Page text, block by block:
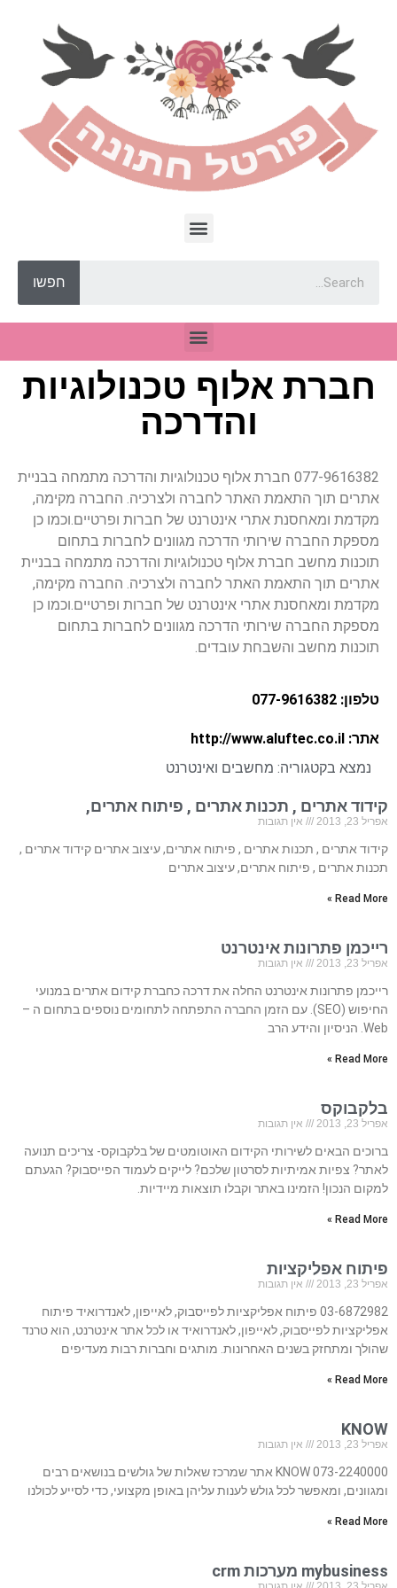
חפשו
חברת אלוף טכנולוגיות
והדרכה
077-9616382 חברת אלוף טכנולוגיות והדרכה מתמחה בבניית
אתרים תוך התאמת האתר לחברה ולצרכיה. החברה מקימה,
מקדמת ומאחסנת אתרי אינטרנט של חברות ופרטיים.וכמו כן
מספקת החברה שירותי הדרכה מגוונים לחברות בתחום
תוכנות מחשב חברת אלוף טכנולוגיות והדרכה מתמחה בבניית
אתרים תוך התאמת האתר לחברה ולצרכיה. החברה מקימה,
מקדמת ומאחסנת אתרי אינטרנט של חברות ופרטיים.וכמו כן
מספקת החברה שירותי הדרכה מגוונים לחברות בתחום
תוכנות מחשב והשבחת עובדים.
טלפון: 077-9616382
אתר: http://www.aluftec.co.il
נמצא בקטגוריה: מחשבים ואינטרנט
קידוד אתרים , תכנות אתרים , פיתוח אתרים,
אפריל 23, 2013 אין תגובות
קידוד אתרים , תכנות אתרים , פיתוח אתרים, עיצוב אתרים קידוד אתרים ,
תכנות אתרים , פיתוח אתרים, עיצוב אתרים
Read More »
רייכמן פתרונות אינטרנט
אפריל 23, 2013 אין תגובות
רייכמן פתרונות אינטרנט החלה את דרכה כחברת קידום אתרים במנועי
החיפוש (SEO). עם הזמן החברה התפתחה לתחומים נוספים בתחום ה –
Web. הניסיון והידע הרב
Read More »
בלקבוקס
אפריל 23, 2013 אין תגובות
ברוכים הבאים לשירותי הקידום האוטומטים של בלקבוקס- צריכים תנועה
לאתר? צפיות אמיתיות לסרטון שלכם? לייקים לעמוד הפייסבוק? הגעתם
למקום הנכון! הזמינו באתר וקבלו תוצאות מיידיות.
Read More »
פיתוח אפליקציות
אפריל 23, 2013 אין תגובות
03-6872982 פיתוח אפליקציות לפייסבוק, לאייפון, לאנדרואיד פיתוח
אפליקציות לפייסבוק, לאייפון, לאנדרואיד או לכל אתר אינטרנט, הוא טרנד
שהולך ומתחזק בשנים האחרונות. מותגים וחברות רבות מעדיפים
Read More »
KNOW
אפריל 23, 2013 אין תגובות
073-2240000 KNOW אתר שמרכז שאלות של גולשים בנושאים רבים
ומגוונים, ומאפשר לכל גולש לענות עליהן באופן מקצועי, כדי לסייע לכולנו
Read More »
mybusiness מערכות crm